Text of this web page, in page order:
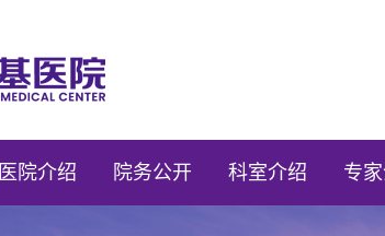
医院介绍 院务公开 科室介绍 专